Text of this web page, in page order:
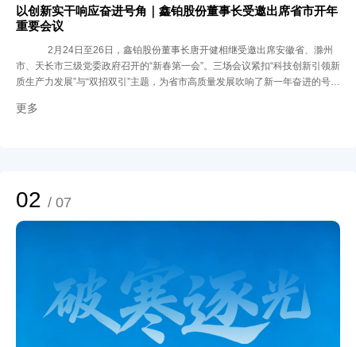
以创新实干响应奋进号角｜鑫铂股份董事长受邀出席省市开年
重要会议
2月24日至26日，鑫铂股份董事长唐开健相继受邀出席安徽省、滁州
市、天长市三级党委政府召开的“新春第一会”。三场会议紧扣“科技创新引领新
质生产力发展”与“双招双引”主题，为省市高质量发展吹响了新一年奋进的号
更多
02 / 07